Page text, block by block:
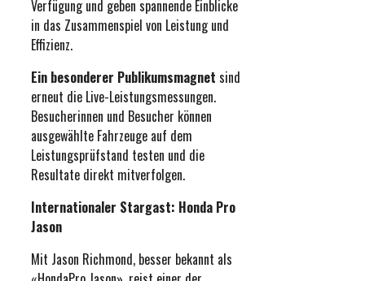
Verfügung und geben spannende Einblicke
in das Zusammenspiel von Leistung und
Effizienz.
Ein besonderer Publikumsmagnet sind
erneut die Live-Leistungsmessungen.
Besucherinnen und Besucher können
ausgewählte Fahrzeuge auf dem
Leistungsprüfstand testen und die
Resultate direkt mitverfolgen.
Internationaler Stargast: Honda Pro
Jason
Mit Jason Richmond, besser bekannt als